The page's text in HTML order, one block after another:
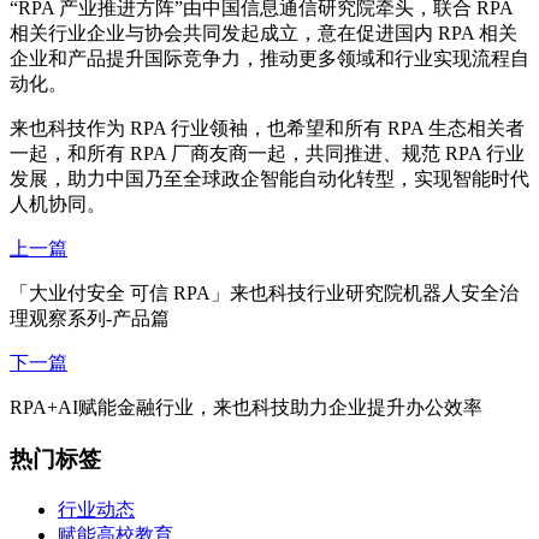
“RPA 产业推进方阵”由中国信息通信研究院牵头，联合 RPA
相关行业企业与协会共同发起成立，意在促进国内 RPA 相关
企业和产品提升国际竞争力，推动更多领域和行业实现流程自
动化。
来也科技作为 RPA 行业领袖，也希望和所有 RPA 生态相关者
一起，和所有 RPA 厂商友商一起，共同推进、规范 RPA 行业
发展，助力中国乃至全球政企智能自动化转型，实现智能时代
人机协同。
上一篇
「大业付安全 可信 RPA」来也科技行业研究院机器人安全治
理观察系列-产品篇
下一篇
RPA+AI赋能金融行业，来也科技助力企业提升办公效率
热门标签
行业动态
赋能高校教育